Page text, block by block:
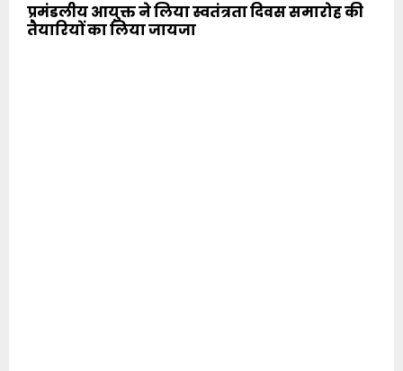
प्रमंडलीय आयुक्त ने लिया स्वतंत्रता दिवस समारोह की
तैयारियों का लिया जायजा